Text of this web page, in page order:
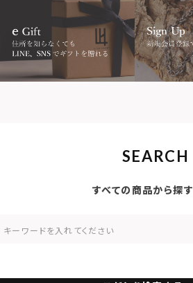
SEARCH
すべての商品から探す